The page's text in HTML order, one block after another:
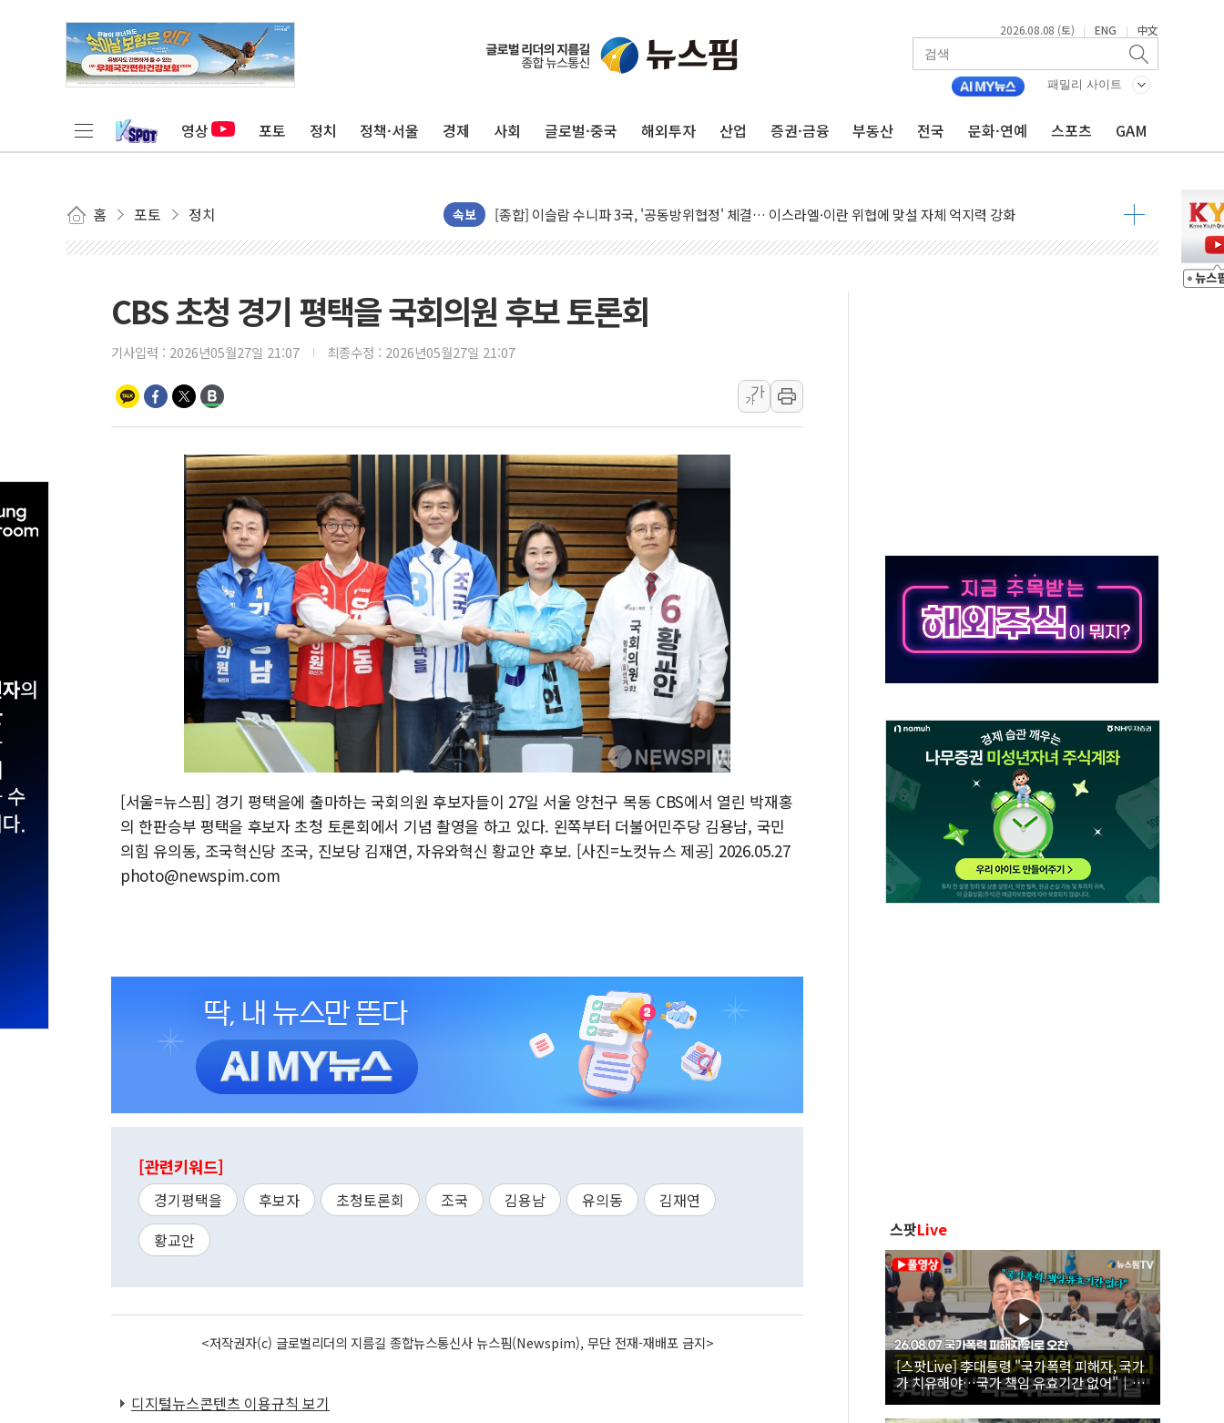
2026.08.08 (토) | ENG | 中文
패밀리 사이트
영상 포토 정치 정책·서울 경제 사회 글로벌·중국 해외투자 산업 증권·금융 부동산 전국 문화·연예 스포츠 GAM
홈 포토 정치 속보
유럽증시, 美 고용 예상 밖 부진에 연준 금리 인상 가능성 낮아지며 상승… STOXX 600 지수는 나흘 연속 최고치
[종합] 이슬람 수니파 3국, '공동방위협정' 체결… 이스라엘·이란 위협에 맞설 자체 억지력 강화
트럼프, 백신·자폐증 행정명령 검토…"이르면 다음 주"
이란 핵심 원유 수출항 '하르그섬', 최근 1주일 이상 '올스톱'… 美 해상봉쇄 영향
美 고용 쇼크에 엔화 장중 급등…시장은 "또 개입했나" 촉각
[AI MY 뉴스] 뉴욕 반도체주 프리뷰...美 고용 쇼크에 반도체주 '활짝'
뉴욕증시 프리뷰, 美 고용 쇼크에 금리 인상 우려 후퇴…나스닥 선물 1%대 상승
[종합] 美 7월 고용 2만3000명 감소 '쇼크'…9월 금리 인상 기대 후퇴
[사진] 이슬람 수니파 3개국, 공동방위협정 체결
뉴욕증시 개장 전 특징주...아틀라시안·클라우드플레어·태양광주↑ VS 트레이드데스크·웬디스↓
보훈부, 미 DPAA와 MOU… "6·25 미군 실종자 7359명 끝까지 찾겠다"
트럼프 "금리 내려야"…파월 때와 달리 워시엔 톤 낮춰
특정 정치인 측근 포항시 정책특보 내정설...포항시 '시끌'
李 "해남 태양광, 대한민국 다음 100년 밑거름…수도권 집중 완화 전환점"
李 대통령, '6시간 마라톤 부동산 2차 회의' 주재… "전폭적 공급 확대·속도전 총력"
트럼프, 中 겨냥 폴리실리콘 관세 15% 부과…美 태양광주 급등
[사진] 빈살만과 에르도안의 만남
이란와이어 "이란 최고지도자 위독…곧 사망해도 놀랍지 않아"
CBS 초청 경기 평택을 국회의원 후보 토론회
기사입력 : 2026년05월27일 21:07 최종수정 : 2026년05월27일 21:07
가
가
[서울=뉴스핌] 경기 평택을에 출마하는 국회의원 후보자들이 27일 서울 양천구 목동 CBS에서 열린 박재홍
의 한판승부 평택을 후보자 초청 토론회에서 기념 촬영을 하고 있다. 왼쪽부터 더불어민주당 김용남, 국민
의힘 유의동, 조국혁신당 조국, 진보당 김재연, 자유와혁신 황교안 후보. [사진=노컷뉴스 제공] 2026.05.27
photo@newspim.com
[관련키워드]
경기평택을 후보자 초청토론회 조국 김용남 유의동
김재연
황교안
<저작권자(c) 글로벌리더의 지름길 종합뉴스통신사 뉴스핌(Newspim), 무단 전재-재배포 금지>
디지털뉴스콘텐츠 이용규칙 보기
스팟Live
[스팟Live] 李대통령 "국가폭력 피해자, 국가
가 치유해야…국가 책임 유효기간 없어"｜
26.08.07 국가폭력 피해자 위로 오찬